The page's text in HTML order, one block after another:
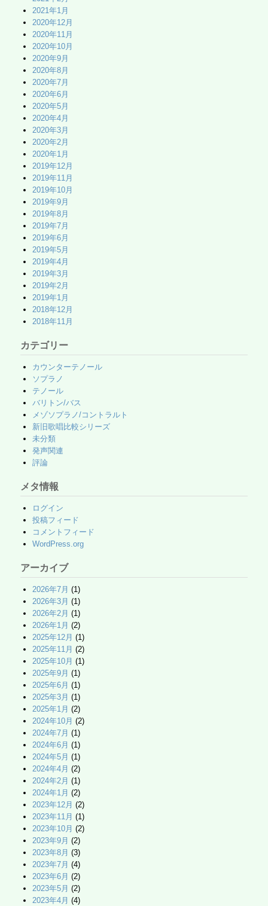
2021年1月
2020年12月
2020年11月
2020年10月
2020年9月
2020年8月
2020年7月
2020年6月
2020年5月
2020年4月
2020年3月
2020年2月
2020年1月
2019年12月
2019年11月
2019年10月
2019年9月
2019年8月
2019年7月
2019年6月
2019年5月
2019年4月
2019年3月
2019年2月
2019年1月
2018年12月
2018年11月
カテゴリー
カウンターテノール
ソプラノ
テノール
バリトン/バス
メゾソプラノ/コントラルト
新旧歌唱比較シリーズ
未分類
発声関連
評論
メタ情報
ログイン
投稿フィード
コメントフィード
WordPress.org
アーカイブ
2026年7月 (1)
2026年3月 (1)
2026年2月 (1)
2026年1月 (2)
2025年12月 (1)
2025年11月 (2)
2025年10月 (1)
2025年9月 (1)
2025年6月 (1)
2025年3月 (1)
2025年1月 (2)
2024年10月 (2)
2024年7月 (1)
2024年6月 (1)
2024年5月 (1)
2024年4月 (2)
2024年2月 (1)
2024年1月 (2)
2023年12月 (2)
2023年11月 (1)
2023年10月 (2)
2023年9月 (2)
2023年8月 (3)
2023年7月 (4)
2023年6月 (2)
2023年5月 (2)
2023年4月 (4)